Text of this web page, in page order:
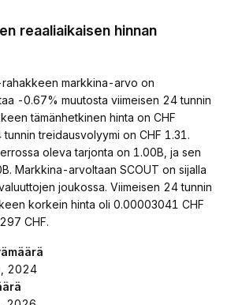
reaaliaikaisen hinnan
markkina-arvo on
-0.67% muutosta viimeisen 24 tunnin
tämänhetkinen hinta on CHF
treidausvolyymi on CHF 1.31.
oleva tarjonta on 1.00B, ja sen
Markkina-arvoltaan SCOUT on sijalla
joukossa. Viimeisen 24 tunnin
korkein hinta oli 0.00003041 CHF
CHF.
2024